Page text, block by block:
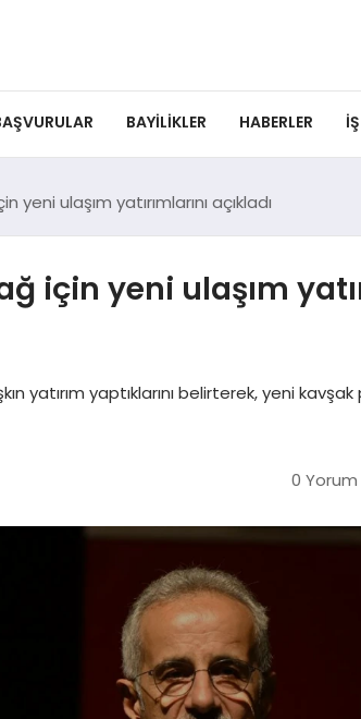
BAYILIKLER HABERLER
ulaşım yatırımlarını açıkladı
için yeni ulaşım
yatırım yaptıklarını belirterek, yeni
0 Yorum